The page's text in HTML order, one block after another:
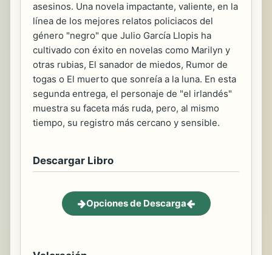
asesinos. Una novela impactante, valiente, en la
línea de los mejores relatos policiacos del
género "negro" que Julio García Llopis ha
cultivado con éxito en novelas como Marilyn y
otras rubias, El sanador de miedos, Rumor de
togas o El muerto que sonreía a la luna. En esta
segunda entrega, el personaje de "el irlandés"
muestra su faceta más ruda, pero, al mismo
tiempo, su registro más cercano y sensible.
Descargar Libro
Opciones de Descarga